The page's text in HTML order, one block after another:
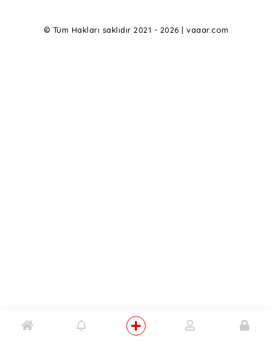
© Tüm Hakları saklıdır 2021 - 2026 | vaaar.com